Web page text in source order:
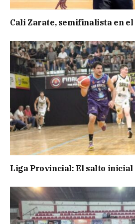
Cali Zarate, semifinalista en el
Liga Provincial: El salto inicial